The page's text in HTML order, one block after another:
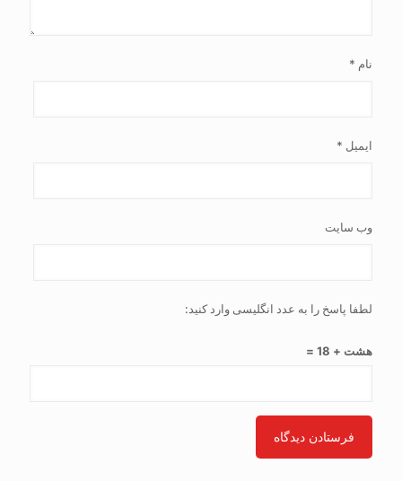
نام *
ایمیل *
وب‌ سایت
لطفا پاسخ را به عدد انگلیسی وارد کنید:
هشت + 18 =